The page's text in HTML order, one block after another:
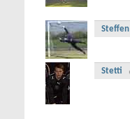
Steffen
Stetti